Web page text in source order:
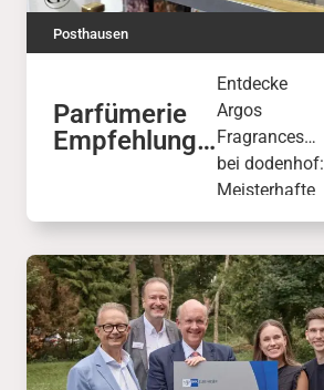
Posthausen
Parfümerie
Empfehlung:
S
Entdecke
Argos
Fragrances
bei dodenhof:
Meisterhafte
Luxusdüfte
of Bacchus“
verbinden die
faszinierende
Welt der
antiken